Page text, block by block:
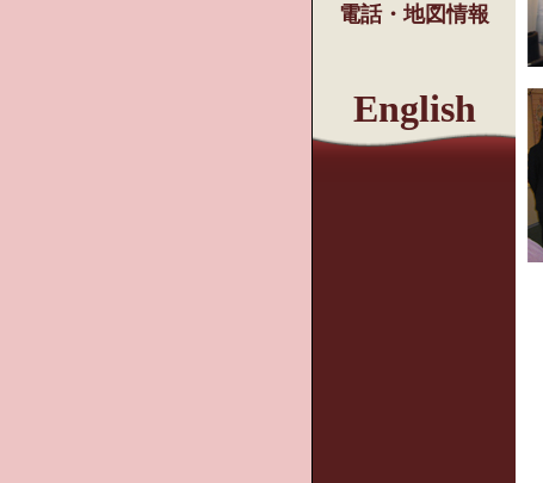
電話・地図情報
English